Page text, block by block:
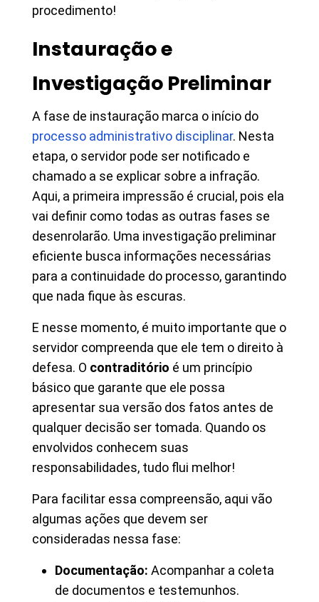
procedimento!
Instauração e
Investigação Preliminar
A fase de instauração marca o início do
processo administrativo disciplinar. Nesta
etapa, o servidor pode ser notificado e
chamado a se explicar sobre a infração.
Aqui, a primeira impressão é crucial, pois ela
vai definir como todas as outras fases se
desenrolarão. Uma investigação preliminar
eficiente busca informações necessárias
para a continuidade do processo, garantindo
que nada fique às escuras.
E nesse momento, é muito importante que o
servidor compreenda que ele tem o direito à
defesa. O contraditório é um princípio
básico que garante que ele possa
apresentar sua versão dos fatos antes de
qualquer decisão ser tomada. Quando os
envolvidos conhecem suas
responsabilidades, tudo flui melhor!
Para facilitar essa compreensão, aqui vão
algumas ações que devem ser
consideradas nessa fase:
Documentação: Acompanhar a coleta
de documentos e testemunhos.